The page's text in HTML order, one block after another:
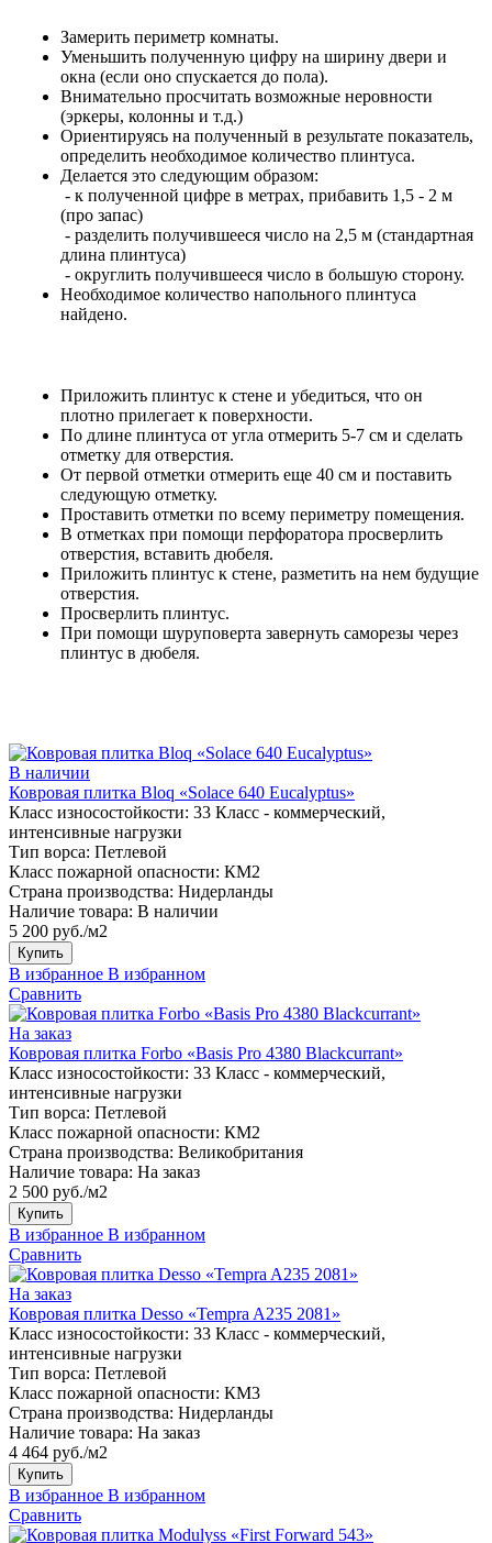
Замерить периметр комнаты.
Уменьшить полученную цифру на ширину двери и
окна (если оно спускается до пола).
Внимательно просчитать возможные неровности
(эркеры, колонны и т.д.)
Ориентируясь на полученный в результате показатель,
определить необходимое количество плинтуса.
Делается это следующим образом:
- к полученной цифре в метрах, прибавить 1,5 - 2 м
(про запас)
- разделить получившееся число на 2,5 м (стандартная
длина плинтуса)
- округлить получившееся число в большую сторону.
Необходимое количество напольного плинтуса
найдено.
Приложить плинтус к стене и убедиться, что он
плотно прилегает к поверхности.
По длине плинтуса от угла отмерить 5-7 см и сделать
отметку для отверстия.
От первой отметки отмерить еще 40 см и поставить
следующую отметку.
Проставить отметки по всему периметру помещения.
В отметках при помощи перфоратора просверлить
отверстия, вставить дюбеля.
Приложить плинтус к стене, разметить на нем будущие
отверстия.
Просверлить плинтус.
При помощи шуруповерта завернуть саморезы через
плинтус в дюбеля.
В наличии
Ковровая плитка Bloq «Solace 640 Eucalyptus»
Класс износостойкости: 33 Класс - коммерческий,
интенсивные нагрузки
Тип ворса: Петлевой
Класс пожарной опасности: КМ2
Страна производства: Нидерланды
Наличие товара: В наличии
5 200 руб./м2
Купить
В избранное В избранном
Сравнить
На заказ
Ковровая плитка Forbo «Basis Pro 4380 Blackcurrant»
Класс износостойкости: 33 Класс - коммерческий,
интенсивные нагрузки
Тип ворса: Петлевой
Класс пожарной опасности: КМ2
Страна производства: Великобритания
Наличие товара: На заказ
2 500 руб./м2
Купить
В избранное В избранном
Сравнить
На заказ
Ковровая плитка Desso «Tempra A235 2081»
Класс износостойкости: 33 Класс - коммерческий,
интенсивные нагрузки
Тип ворса: Петлевой
Класс пожарной опасности: КМ3
Страна производства: Нидерланды
Наличие товара: На заказ
4 464 руб./м2
Купить
В избранное В избранном
Сравнить